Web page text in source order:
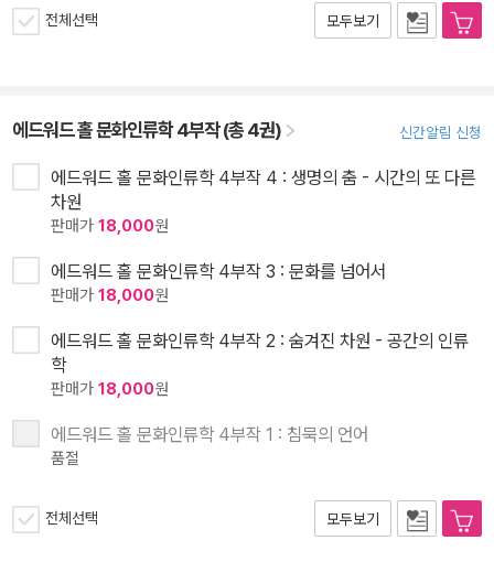
전체선택 모두보기
에드워드 홀 문화인류학 4부작 (총 4권) 신간알림 신청
에드워드 홀 문화인류학 4부작 4 : 생명의 춤 - 시간의 또 다른
차원
판매가 18,000원
에드워드 홀 문화인류학 4부작 3 : 문화를 넘어서
판매가 18,000원
에드워드 홀 문화인류학 4부작 2 : 숨겨진 차원 - 공간의 인류
학
판매가 18,000원
에드워드 홀 문화인류학 4부작 1 : 침묵의 언어
품절
전체선택 모두보기